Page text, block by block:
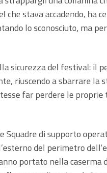
stava accadendo, ha
lo sconosciuto, ma
sicurezza del festival: il
riuscendo a sbarrare la
far perdere le proprie
Squadre di supporto
del perimetro
portato nella caserma